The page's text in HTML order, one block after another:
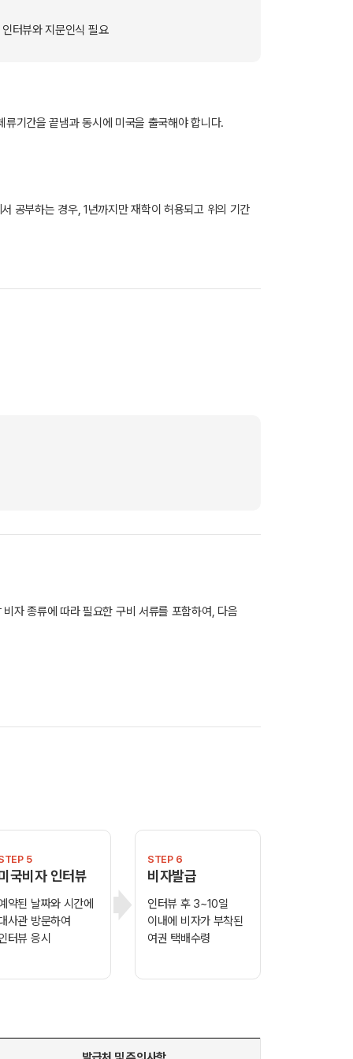
터뷰와 지문인식 필요
기간을 끝냄과 동시에 미국을 출국해야 합니다.
공부하는 경우, 1년까지만 재학이 허용되고 위의 기간
자 종류에 따라 필요한 구비 서류를 포함하여, 다음
5
국비자 인터뷰
약된 날짜와 시간에
사관 방문하여
터뷰 응시
STEP 6
비자발급
인터뷰 후 3~10일
이내에 비자가 부착된
여권 택배수령